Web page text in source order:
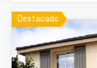
Destacado